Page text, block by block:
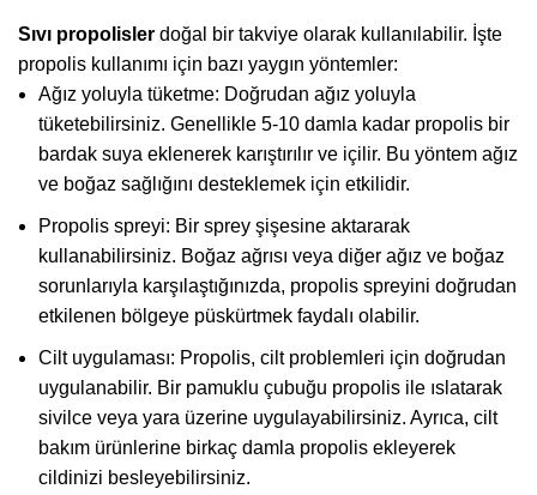
Sıvı propolisler doğal bir takviye olarak kullanılabilir. İşte
propolis kullanımı için bazı yaygın yöntemler:
Ağız yoluyla tüketme: Doğrudan ağız yoluyla
tüketebilirsiniz. Genellikle 5-10 damla kadar propolis bir
bardak suya eklenerek karıştırılır ve içilir. Bu yöntem ağız
ve boğaz sağlığını desteklemek için etkilidir.
Propolis spreyi: Bir sprey şişesine aktararak
kullanabilirsiniz. Boğaz ağrısı veya diğer ağız ve boğaz
sorunlarıyla karşılaştığınızda, propolis spreyini doğrudan
etkilenen bölgeye püskürtmek faydalı olabilir.
Cilt uygulaması: Propolis, cilt problemleri için doğrudan
uygulanabilir. Bir pamuklu çubuğu propolis ile ıslatarak
sivilce veya yara üzerine uygulayabilirsiniz. Ayrıca, cilt
bakım ürünlerine birkaç damla propolis ekleyerek
cildinizi besleyebilirsiniz.